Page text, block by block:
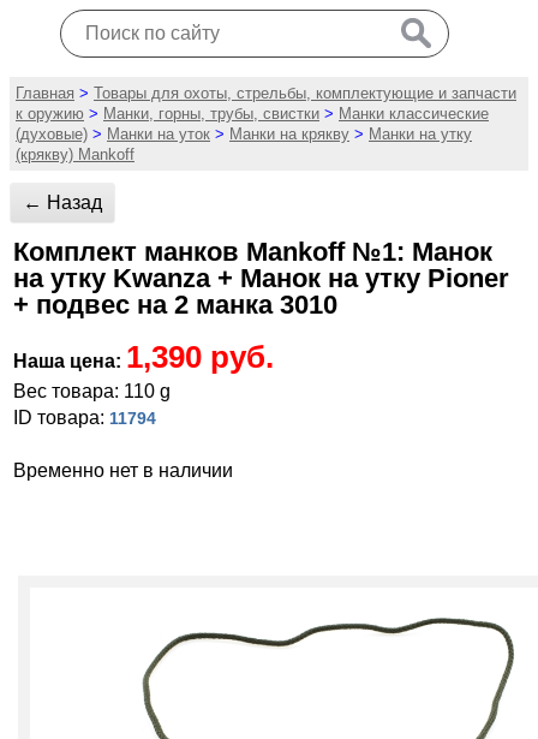
Главная > Товары для охоты, стрельбы, комплектующие и запчасти
к оружию > Манки, горны, трубы, свистки > Манки классические
(духовые) > Манки на уток > Манки на крякву > Манки на утку
(крякву) Mankoff
← Назад
Комплект манков Mankoff №1: Манок
на утку Kwanza + Манок на утку Pioner
+ подвес на 2 манка 3010
Наша цена: 1,390 руб.
Вес товара: 110 g
ID товара: 11794
Временно нет в наличии